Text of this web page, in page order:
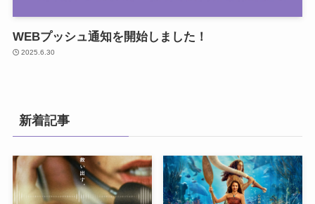
WEBプッシュ通知を開始しました！
2025.6.30
新着記事